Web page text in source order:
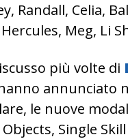
Randall, Celia,
Meg, Li
più volte di
annunciato
le nuove
Single Skill